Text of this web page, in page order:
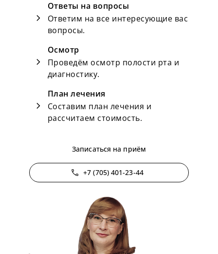
chevron_right
Ответы на вопросы
Ответим на все интересующие вас
вопросы.
chevron_right
Осмотр
Проведём осмотр полости рта и
диагностику.
chevron_right
План лечения
Составим план лечения и
рассчитаем стоимость.
Записаться на приём
phone +7 (705) 401-23-44